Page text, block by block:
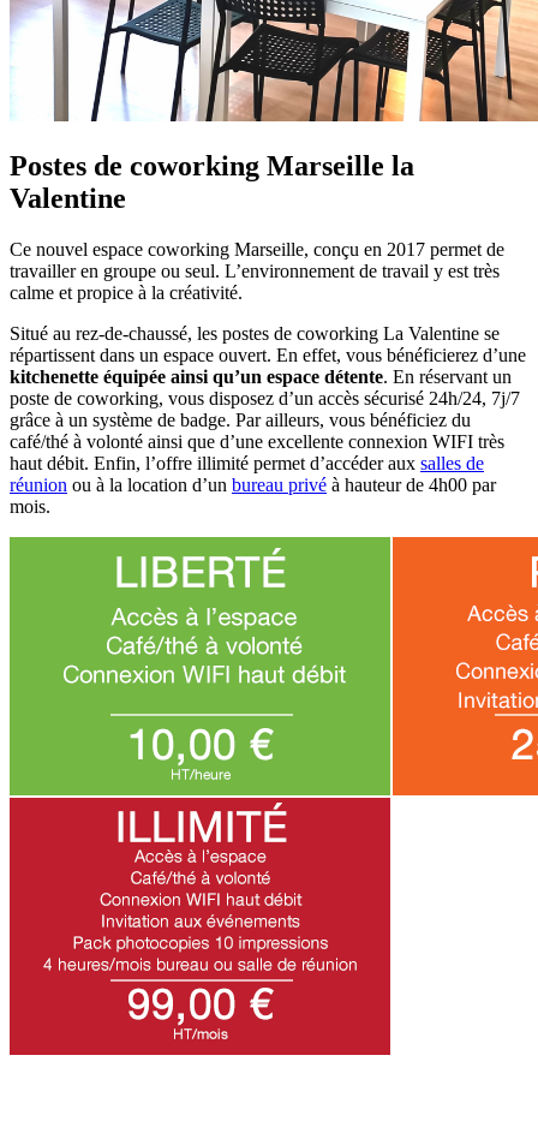
Postes de coworking Marseille la
Valentine
Ce nouvel espace coworking Marseille, conçu en 2017 permet de
travailler en groupe ou seul. L’environnement de travail y est très
calme et propice à la créativité.
Situé au rez-de-chaussé, les postes de coworking La Valentine se
répartissent dans un espace ouvert. En effet, vous bénéficierez d’une
kitchenette équipée ainsi qu’un espace détente. En réservant un
poste de coworking, vous disposez d’un accès sécurisé 24h/24, 7j/7
grâce à un système de badge. Par ailleurs, vous bénéficiez du
café/thé à volonté ainsi que d’une excellente connexion WIFI très
haut débit. Enfin, l’offre illimité permet d’accéder aux salles de
réunion ou à la location d’un bureau privé à hauteur de 4h00 par
mois.